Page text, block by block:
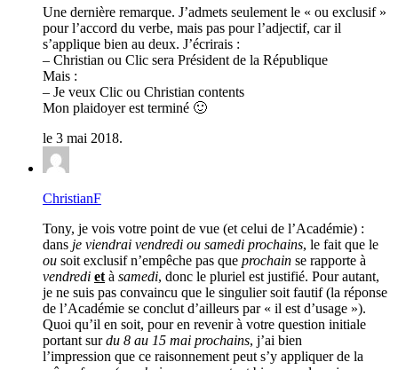
Une dernière remarque. J’admets seulement le « ou exclusif »
pour l’accord du verbe, mais pas pour l’adjectif, car il
s’applique bien au deux. J’écrirais :
– Christian ou Clic sera Président de la République
Mais :
– Je veux Clic ou Christian contents
Mon plaidoyer est terminé 🙂
le 3 mai 2018.
ChristianF
Tony, je vois votre point de vue (et celui de l’Académie) :
dans je viendrai vendredi ou samedi prochains, le fait que le
ou soit exclusif n’empêche pas que prochain se rapporte à
vendredi et à samedi, donc le pluriel est justifié. Pour autant,
je ne suis pas convaincu que le singulier soit fautif (la réponse
de l’Académie se conclut d’ailleurs par « il est d’usage »).
Quoi qu’il en soit, pour en revenir à votre question initiale
portant surdu 8 au 15 mai prochains, j’ai bien
l’impression que ce raisonnement peut s’y appliquer de la